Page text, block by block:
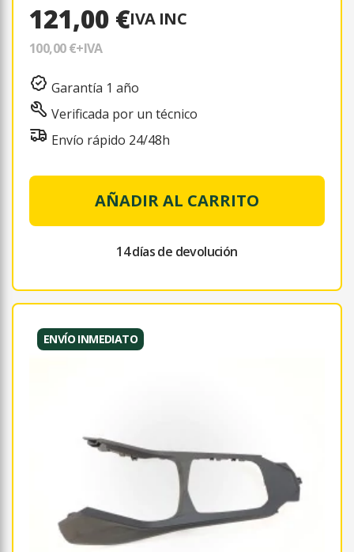
121,00 €IVA INC
100,00 €+IVA
Garantía 1 año
Verificada por un técnico
Envío rápido 24/48h
AÑADIR AL CARRITO
14 días de devolución
ENVÍO INMEDIATO